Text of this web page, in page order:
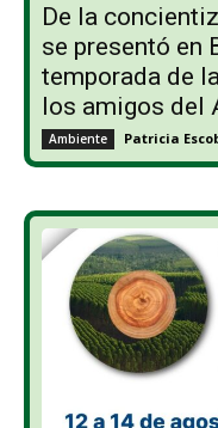
De la
se presentó en
temporada de
los amigos del
Ambiente Patricia